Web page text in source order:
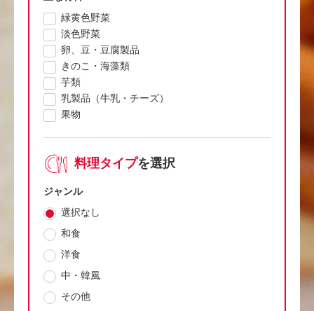
緑黄色野菜
淡色野菜
卵、豆・豆腐製品
きのこ・海藻類
芋類
乳製品（牛乳・チーズ）
果物
料理タイプを選択
ジャンル
選択なし
和食
洋食
中・韓風
その他